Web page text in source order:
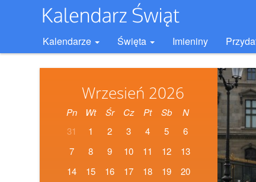
Kalendarze Święta Imieniny
Wrzesień 2026
Pn Wt Śr Cz Pt Sb
N
31
1 2 3 4 5
6
7
8 9 10 11 12
13
14
15 16 17 18 19
20